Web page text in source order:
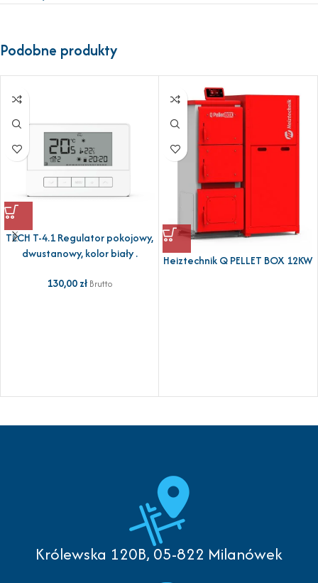
Podobne produkty
TECH T-4.1 Regulator pokojowy,
dwustanowy, kolor biały .
130,00zł Brutto
Heiztechnik Q PELLET BOX 12KW
Królewska 120B, 05-822 Milanówek